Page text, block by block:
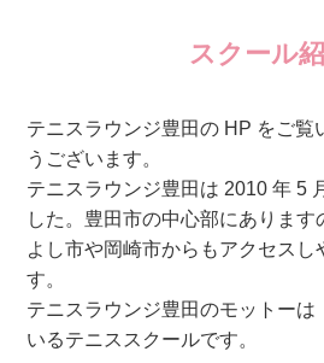
スクール
テニスラウンジ豊田の HP をご覧
うございます。
テニスラウンジ豊田は 2010 年 5
した。豊田市の中心部にあります
よし市や岡崎市からもアクセスし
す。
テニスラウンジ豊田のモットーは
いるテニススクールです。